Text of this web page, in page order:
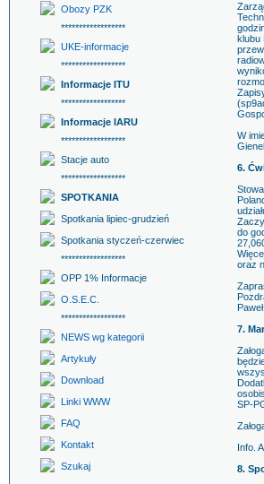
Obozy PZK
******************
UKE-informacje
******************
Informacje ITU
******************
Informacje IARU
******************
Stacje auto
******************
SPOTKANIA
Spotkania lipiec-grudzień
Spotkania styczeń-czerwiec
******************
OPP 1% Informacje
O.S.E.C.
******************
NEWS wg kategorii
Artykuły
Download
Linki WWW
FAQ
Kontakt
Szukaj
klubu
W
6.
do
oraz
7.
SP-
Info.
8.